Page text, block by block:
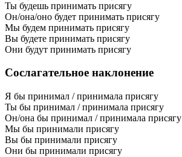
Ты будешь принимать присягу
Он/она/оно будет принимать присягу
Мы будем принимать присягу
Вы будете принимать присягу
Они будут принимать присягу
Сослагательное наклонение
Я бы принимал / принимала присягу
Ты бы принимал / принимала присягу
Он/она бы принимал / принимала присягу
Мы бы принимали присягу
Вы бы принимали присягу
Они бы принимали присягу